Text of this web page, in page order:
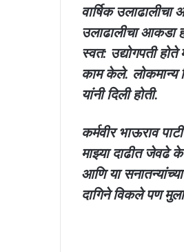
वार्षिक
उलाढालीचा आकडा
स्वत: उद्योगपती
काम केले. लोकमान्य
यांनी दिली होती.
कर्मवीर भाऊराव
माझ्या दाढीत जेवढे
आणि या
दागिने विकले पण